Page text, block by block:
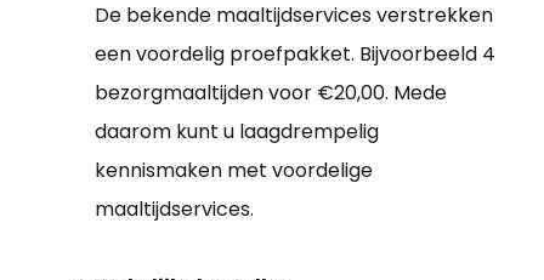
De bekende maaltijdservices verstrekken
een voordelig proefpakket. Bijvoorbeeld 4
bezorgmaaltijden voor €20,00. Mede
daarom kunt u laagdrempelig
kennismaken met voordelige
maaltijdservices.